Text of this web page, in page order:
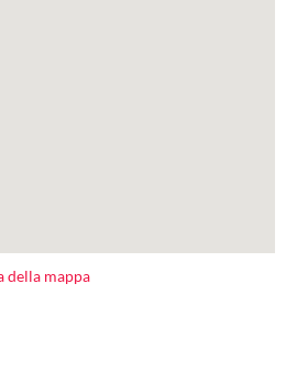
della mappa